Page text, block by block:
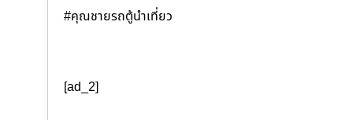
#คุณชายรถตู้นำเที่ยว
[ad_2]